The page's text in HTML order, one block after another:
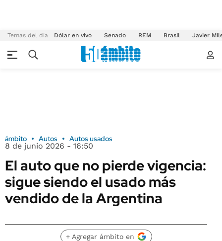
Temas del día Dólar en vivo Senado REM Brasil Javier
ámbito Autos Autos usados
8 de junio 2026 - 16:50
El auto que no pierde vigencia:
sigue siendo el usado más
vendido de la Argentina
+ Agregar ámbito en